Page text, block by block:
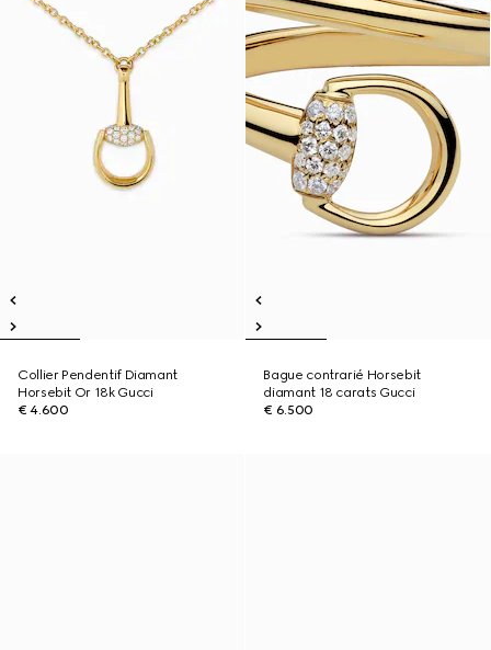
Collier Pendentif Diamant
Horsebit Or 18k Gucci
€ 4.600
Bague contrarié Horsebit
diamant 18 carats Gucci
€ 6.500